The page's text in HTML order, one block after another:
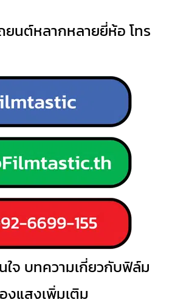
นต์หลากหลายยี่ห้อ โทร
จ บทความเกี่ยวกับฟิล์ม
งแสงเพิ่มเติม